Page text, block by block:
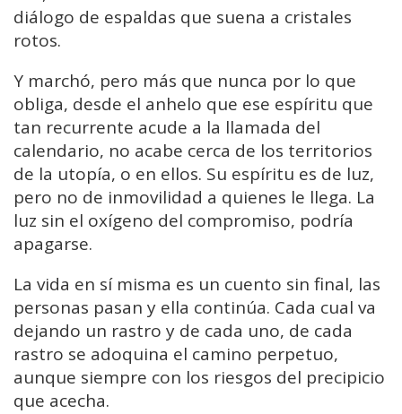
diálogo de espaldas que suena a cristales
rotos.
Y marchó, pero más que nunca por lo que
obliga, desde el anhelo que ese espíritu que
tan recurrente acude a la llamada del
calendario, no acabe cerca de los territorios
de la utopía, o en ellos. Su espíritu es de luz,
pero no de inmovilidad a quienes le llega. La
luz sin el oxígeno del compromiso, podría
apagarse.
La vida en sí misma es un cuento sin final, las
personas pasan y ella continúa. Cada cual va
dejando un rastro y de cada uno, de cada
rastro se adoquina el camino perpetuo,
aunque siempre con los riesgos del precipicio
que acecha.